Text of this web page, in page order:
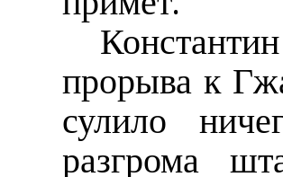
прорыва к
сулило
разгрома